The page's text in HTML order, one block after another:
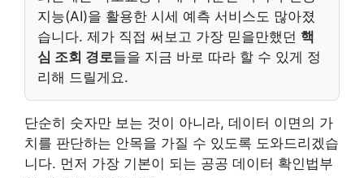
지능(AI)을 활용한 시세 예측 서비스도 많아졌
습니다. 제가 직접 써보고 가장 믿을만했던 핵
심 조회 경로들을 지금 바로 따라 할 수 있게 정
리해 드릴게요.
단순히 숫자만 보는 것이 아니라, 데이터 이면의 가
치를 판단하는 안목을 가질 수 있도록 도와드리겠습
니다. 먼저 가장 기본이 되는 공공 데이터 확인법부